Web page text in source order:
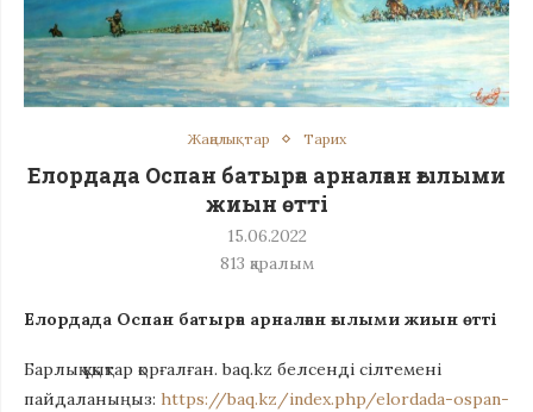
Жаңалықтар Тарих
Елордада Оспан батырға арналған ғылыми
жиын өтті
15.06.2022
813 қаралым
Елордада Оспан батырға арналған ғылыми жиын өтті
Барлық құқықтар қорғалған. baq.kz белсенді сілтемені
пайдаланыңыз: https://baq.kz/index.php/elordada-ospan-